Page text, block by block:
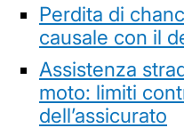
Perdita di
causale con il
Assistenza
moto: limiti
dell’assicurato